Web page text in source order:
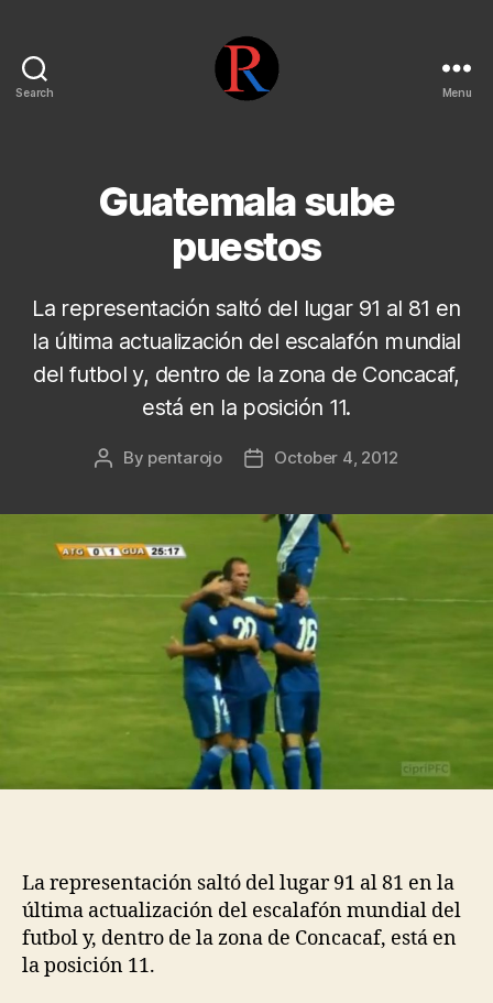
Search Menu
Guatemala sube
puestos
La representación saltó del lugar 91 al 81 en
la última actualización del escalafón mundial
del futbol y, dentro de la zona de Concacaf,
está en la posición 11.
Post
By pentarojo
PostOctober 4, 2012
La representación saltó del lugar 91 al 81 en la
última actualización del escalafón mundial del
futbol y, dentro de la zona de Concacaf, está en
la posición 11.